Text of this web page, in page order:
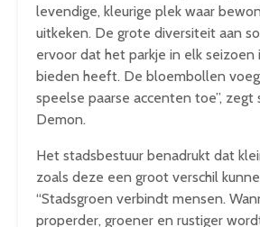
levendige, kleurige plek waar
uitkeken. De grote diversiteit aan
ervoor dat het parkje in elk seizoen
bieden heeft. De bloembollen
speelse paarse accenten toe”, zegt
Demon.
Het stadsbestuur benadrukt dat
zoals deze een groot verschil
“Stadsgroen verbindt mensen.
properder, groener en rustiger